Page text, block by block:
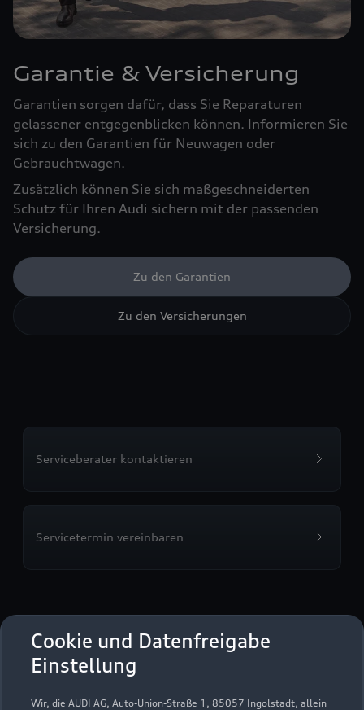
Cookie und Datenfreigabe
Einstellung
Wir, die AUDI AG, Auto-Union-Straße 1, 85057 Ingolstadt, allein
Garantie & Versicherung
Garantien sorgen dafür, dass Sie Reparaturen
gelassener entgegenblicken können. Informieren Sie
sich zu den Garantien für Neuwagen oder
Gebrauchtwagen.
Zusätzlich können Sie sich maßgeschneiderten
Schutz für Ihren Audi sichern mit der passenden
Versicherung.
Zu den Garantien
Zu den Versicherungen
Serviceberater kontaktieren
Servicetermin vereinbaren
Auto König GmbH & Co. KG
Servicepartner e-tron